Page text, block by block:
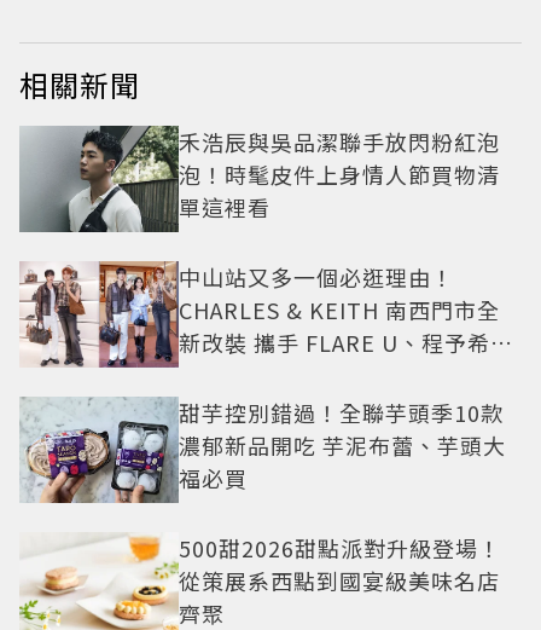
相關新聞
禾浩辰與吳品潔聯手放閃粉紅泡
泡！時髦皮件上身情人節買物清
單這裡看
中山站又多一個必逛理由！
CHARLES & KEITH 南西門市全
新改裝 攜手 FLARE U、程予希演
甜芋控別錯過！全聯芋頭季10款
濃郁新品開吃 芋泥布蕾、芋頭大
福必買
500甜2026甜點派對升級登場！
從策展系西點到國宴級美味名店
齊聚